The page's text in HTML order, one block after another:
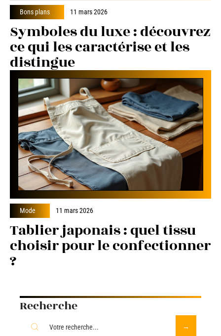
Bons plans 11 mars 2026
Symboles du luxe : découvrez
ce qui les caractérise et les
distingue
Mode 11 mars 2026
Tablier japonais : quel tissu
choisir pour le confectionner
?
Recherche